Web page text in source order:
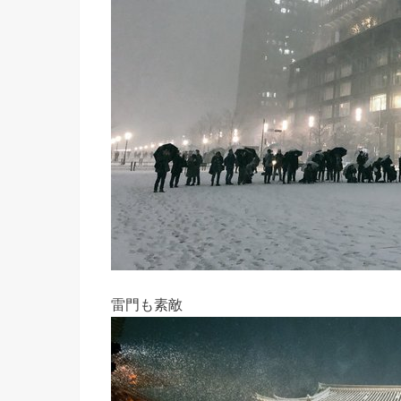
雷門も素敵